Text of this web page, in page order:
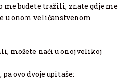
me budete tražili, znate gdje me
u onom veličanstvenom
možete naći u onoj velikoj
ovo dvoje upitaše: